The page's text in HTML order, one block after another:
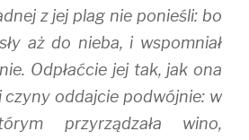
z jej plag nie ponieśli: bo
aż do nieba, i wspomniał
Odpłaćcie jej tak, jak ona
czyny oddajcie podwójnie: w
przyrządzała wino,